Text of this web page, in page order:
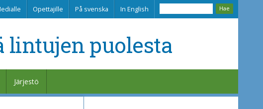
Opettajille På svenska In English
lintujen puolesta
Järjestö